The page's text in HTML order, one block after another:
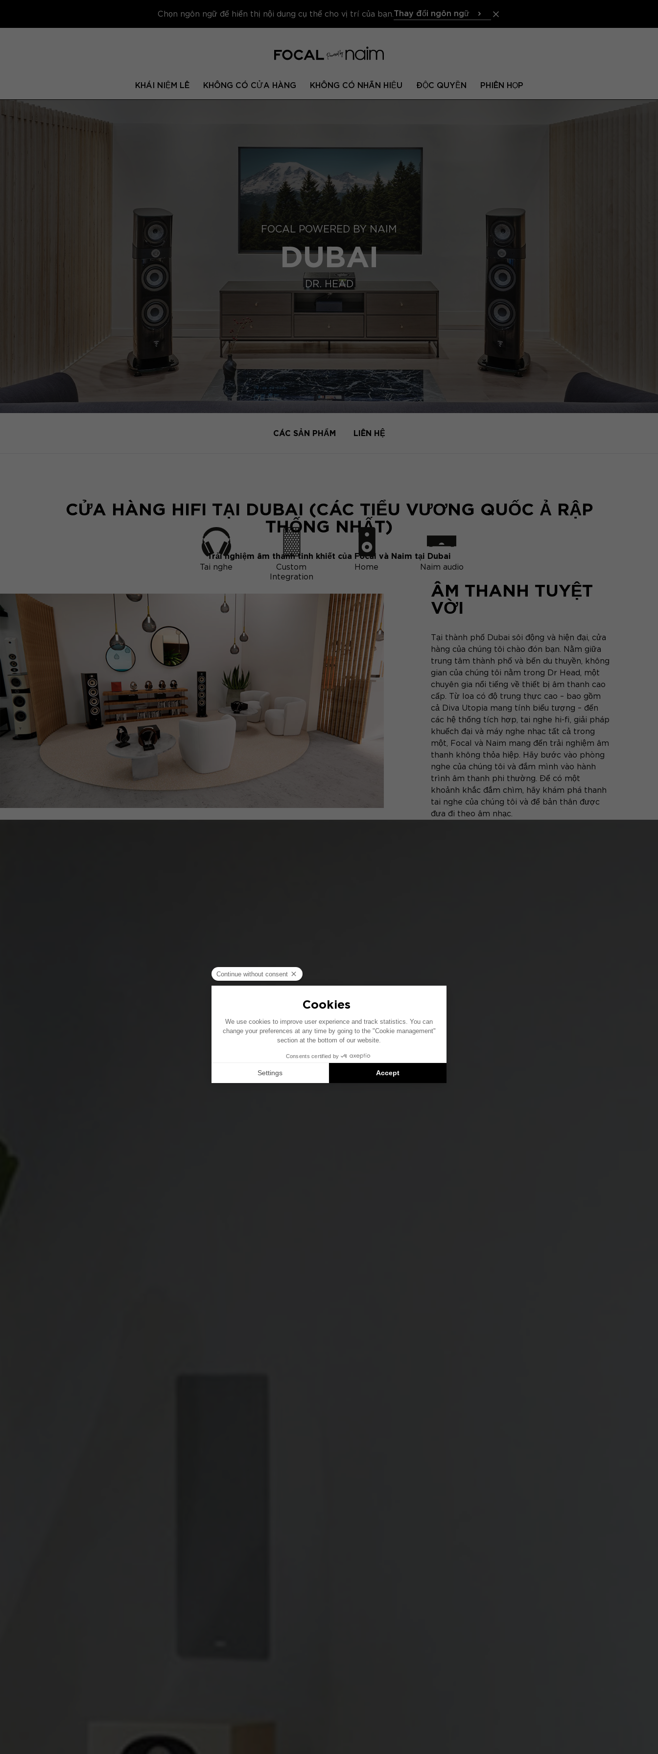
Chọn ngôn ngữ để hiển thị nội dung cụ thể cho vị trí của bạn. Thay đổi ngôn ngữ
KHÁI NIỆM LÊ KHÔNG CÓ CỬA HÀNG KHÔNG CÓ NHÃN HIỆU ĐỘC QUYỀN PHIÊN HỌP
FOCAL POWERED BY NAIM
DUBAI
DR. HEAD
CÁC SẢN PHẨM LIÊN HỆ
CỬA HÀNG HIFI TẠI DUBAI (CÁC TIỂU VƯƠNG QUỐC Ả RẬP
THỐNG NHẤT)
Trải nghiệm âm thanh tinh khiết của Focal và Naim tại Dubai
Tai nghe
Custom
Integration
Home Naim audio
ÂM THANH TUYỆT
VỜI
Tại thành phố Dubai sôi động và hiện đại, cửa
hàng của chúng tôi chào đón bạn. Nằm giữa
trung tâm thành phố và bến du thuyền, không
gian của chúng tôi nằm trong Dr Head, một
chuyên gia nổi tiếng về thiết bị âm thanh cao
cấp. Từ loa có độ trung thực cao – bao gồm
cả Diva Utopia mang tính biểu tượng – đến
các hệ thống tích hợp, tai nghe hi-fi, giải pháp
khuếch đại và máy nghe nhạc tất cả trong
một, Focal và Naim mang đến trải nghiệm âm
thanh không thỏa hiệp. Hãy bước vào phòng
nghe của chúng tôi và đắm mình vào hành
trình âm thanh phi thường. Để có một
khoảnh khắc đắm chìm, hãy khám phá thanh
tai nghe của chúng tôi và để bản thân được
đưa đi theo âm nhạc.